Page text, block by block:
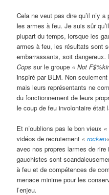
Cela ne veut pas dire qu’il n’y
les armes à feu. Je suis sûr
plupart du temps, lorsque les
armes à feu, les résultats sont
embarrassants, soit
Cops sur le groupe « Not
inspiré par BLM. Non
mais leurs représentants ne
du fonctionnement de leurs
le coup de feu involontaire était
Et n’oublions pas le bon vieux
vidéos de recrutement «rocken«
avec nos propres larmes de
gauchistes sont
à feu et de compétences de
menace minime pour les
l’enjeu.